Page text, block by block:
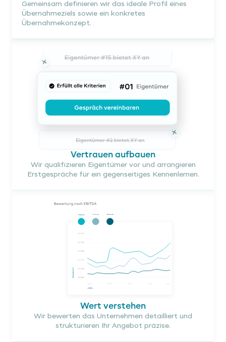
Gemeinsam definieren wir das ideale Profil eines
Übernahmeziels sowie ein konkretes
Übernahmekonzept.
Vertrauen aufbauen
Wir qualifizieren Eigentümer vor und arrangieren
Erstgespräche für ein gegenseitiges Kennenlernen.
Wert verstehen
Wir bewerten das Unternehmen detailliert und
strukturieren Ihr Angebot präzise.